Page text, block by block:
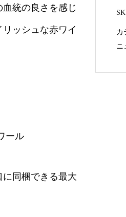
統の良さを感じ
ッシュな赤ワイ
ール
に同梱できる最大
カ
ニ